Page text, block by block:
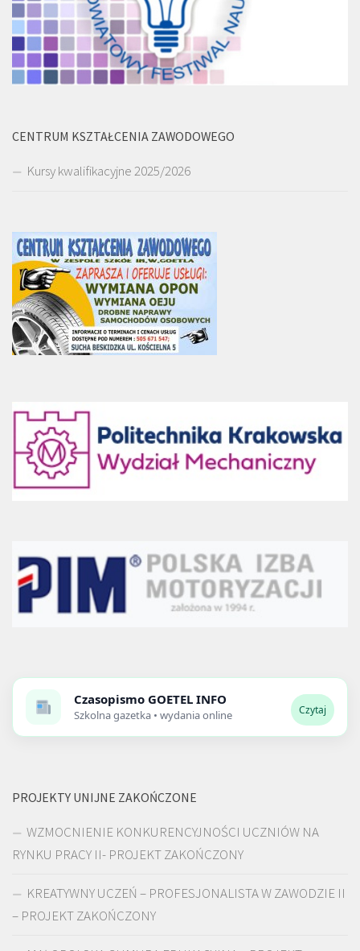
CENTRUM KSZTAŁCENIA ZAWODOWEGO
Kursy kwalifikacyjne 2025/2026
Czasopismo GOETEL INFO
Szkolna gazetka • wydania online Czytaj
PROJEKTY UNIJNE ZAKOŃCZONE
WZMOCNIENIE KONKURENCYJNOŚCI UCZNIÓW NA
RYNKU PRACY II- PROJEKT ZAKOŃCZONY
KREATYWNY UCZEŃ – PROFESJONALISTA W ZAWODZIE II
– PROJEKT ZAKOŃCZONY